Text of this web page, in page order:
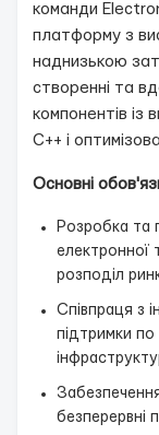
команди
платформу з
наднизькою
створенні та
компонентів із
C++ і
Основні
Розробка та
електронної
розподіл
Співпраця з
підтримки
безперервні